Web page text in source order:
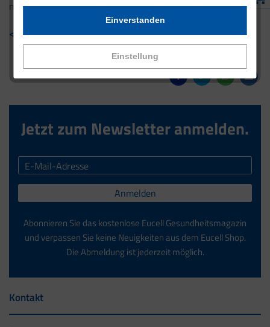
Einstellung
Einverstanden
nächsten Tag zu starten.
< Zurück zur Übersicht
Jetzt zum Newsletter anmelden.
Anmelden
Abonnieren Sie das kostenlose Eucell Gesundheitsmagazin
und verpassen Sie keine Neuigkeiten aus dem Eucell Shop.
Die Abmeldung ist jederzeit möglich.
Kontakt